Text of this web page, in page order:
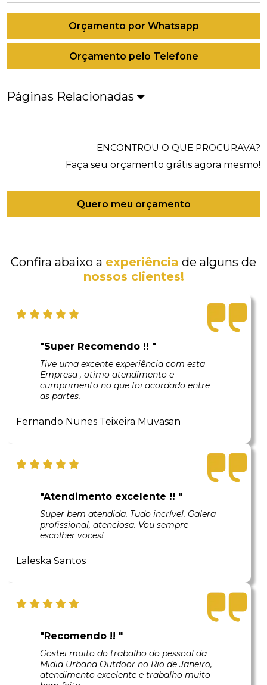
Orçamento por Whatsapp
Orçamento pelo Telefone
Páginas Relacionadas
ENCONTROU O QUE PROCURAVA?
Faça seu orçamento grátis agora mesmo!
Quero meu orçamento
Confira abaixo a experiência de alguns de
nossos clientes!
"Super Recomendo !! "
Tive uma excente experiência com esta
Empresa , otimo atendimento e
cumprimento no que foi acordado entre
as partes.
Fernando Nunes Teixeira Muvasan
"Atendimento excelente !! "
Super bem atendida. Tudo incrível. Galera
profissional, atenciosa. Vou sempre
escolher voces!
Laleska Santos
"Recomendo !! "
Gostei muito do trabalho do pessoal da
Midia Urbana Outdoor no Rio de Janeiro,
atendimento excelente e trabalho muito